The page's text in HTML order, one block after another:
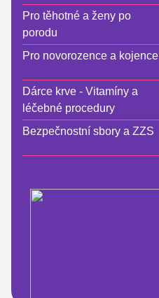
Pro těhotné a ženy po
porodu
Pro novorozence a kojence
Dárce krve - Vitamíny a
léčebné procedury
Bezpečnostní sbory a ZZS